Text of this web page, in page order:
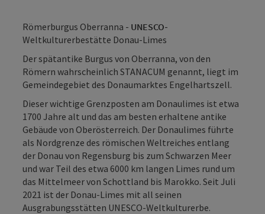
Römerburgus Oberranna - UNESCO-
Weltkulturerbestätte Donau-Limes
Der spätantike Burgus von Oberranna, von den
Römern wahrscheinlich STANACUM genannt, liegt im
Gemeindegebiet des Donaumarktes Engelhartszell.
Dieser wichtige Grenzposten am Donaulimes ist etwa
1700 Jahre alt und das am besten erhaltene antike
Gebäude von Oberösterreich. Der Donaulimes führte
als Nordgrenze des römischen Weltreiches entlang
der Donau von Regensburg bis zum Schwarzen Meer
und war Teil des etwa 6000 km langen Limes rund um
das Mittelmeer von Schottland bis Marokko. Seit Juli
2021 ist der Donau-Limes mit all seinen
Ausgrabungsstätten UNESCO-Weltkulturerbe.